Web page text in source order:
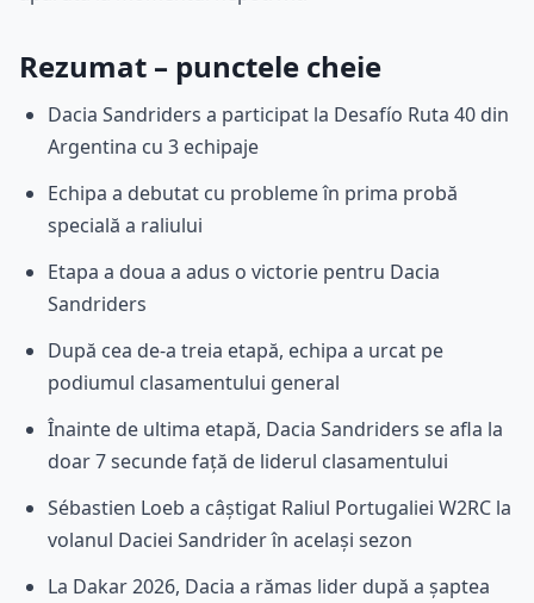
Rezumat – punctele cheie
Dacia Sandriders a participat la Desafío Ruta 40 din
Argentina cu 3 echipaje
Echipa a debutat cu probleme în prima probă
specială a raliului
Etapa a doua a adus o victorie pentru Dacia
Sandriders
După cea de-a treia etapă, echipa a urcat pe
podiumul clasamentului general
Înainte de ultima etapă, Dacia Sandriders se afla la
doar 7 secunde față de liderul clasamentului
Sébastien Loeb a câștigat Raliul Portugaliei W2RC la
volanul Daciei Sandrider în același sezon
La Dakar 2026, Dacia a rămas lider după a șaptea